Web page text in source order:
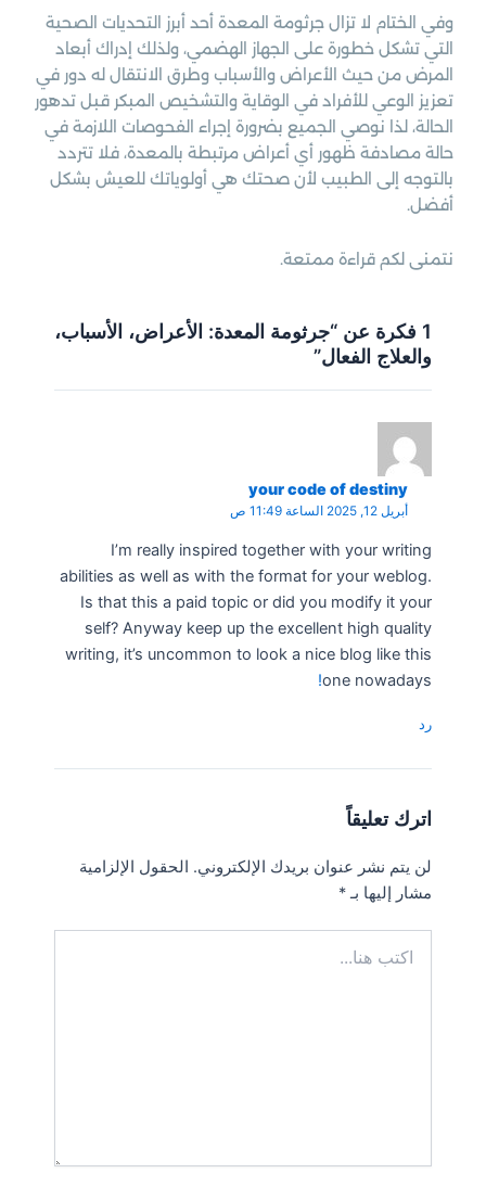
وفي الختام لا تزال جرثومة المعدة أحد أبرز التحديات الصحية
التي تشكل خطورة على الجهاز الهضمي، ولذلك إدراك أبعاد
المرض من حيث الأعراض والأسباب وطرق الانتقال له دور في
تعزيز الوعي للأفراد في الوقاية والتشخيص المبكر قبل تدهور
الحالة، لذا نوصي الجميع بضرورة إجراء الفحوصات اللازمة في
حالة مصادفة ظهور أي أعراض مرتبطة بالمعدة، فلا تتردد
بالتوجه إلى الطبيب لأن صحتك هي أولوياتك للعيش بشكل
أفضل.
نتمنى لكم قراءة ممتعة.
1 فكرة عن “جرثومة المعدة: الأعراض، الأسباب،
والعلاج الفعال”
your code of destiny
أبريل 12, 2025 الساعة 11:49 ص
I’m really inspired together with your writing
abilities as well as with the format for your weblog.
Is that this a paid topic or did you modify it your
self? Anyway keep up the excellent high quality
writing, it’s uncommon to look a nice blog like this
one nowadays
!
رد
اترك تعليقاً
لن يتم نشر عنوان بريدك الإلكتروني. الحقول الإلزامية
مشار إليها بـ*
هنا...